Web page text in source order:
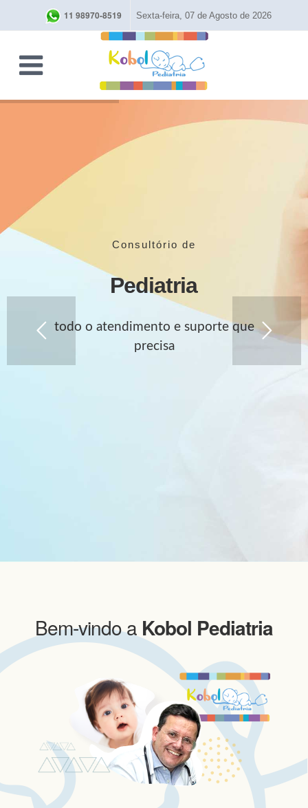
11 98970-8519 Sexta-feira, 07 de Agosto de 2026
Consultório de
Pediatria
todo o atendimento e suporte que
precisa
Bem-vindo a Kobol Pediatria